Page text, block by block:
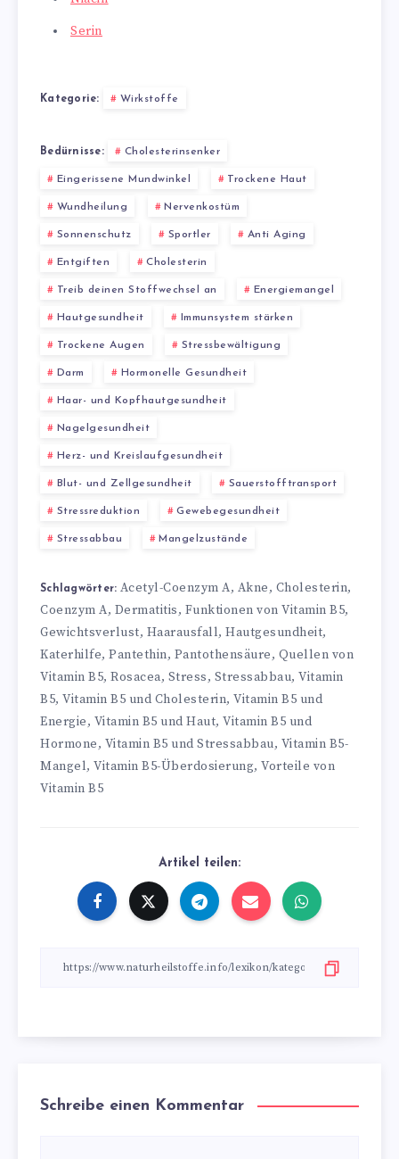
Serin
Kategorie: Wirkstoffe
Bedürnisse: Cholesterinsenker
Eingerissene Mundwinkel Trockene Haut
Wundheilung Nervenkostüm
Sonnenschutz Sportler Anti Aging
Entgiften Cholesterin
Treib deinen Stoffwechsel an Energiemangel
Hautgesundheit Immunsystem stärken
Trockene Augen Stressbewältigung
Darm Hormonelle Gesundheit
Haar- und Kopfhautgesundheit
Nagelgesundheit
Herz- und Kreislaufgesundheit
Blut- und Zellgesundheit Sauerstofftransport
Stressreduktion Gewebegesundheit
Stressabbau Mangelzustände
Schlagwörter: Acetyl-Coenzym A, Akne, Cholesterin,
Coenzym A, Dermatitis, Funktionen von Vitamin B5,
Gewichtsverlust, Haarausfall, Hautgesundheit,
Katerhilfe, Pantethin, Pantothensäure, Quellen von
Vitamin B5, Rosacea, Stress, Stressabbau, Vitamin
B5, Vitamin B5 und Cholesterin, Vitamin B5 und
Energie, Vitamin B5 und Haut, Vitamin B5 und
Hormone, Vitamin B5 und Stressabbau, Vitamin B5-
Mangel, Vitamin B5-Überdosierung, Vorteile von
Vitamin B5
Artikel teilen:
Schreibe einen Kommentar